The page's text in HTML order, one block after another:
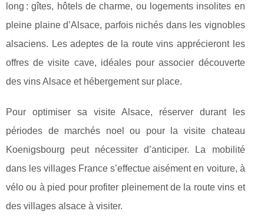
long : gîtes, hôtels de charme, ou logements insolites en
pleine plaine d’Alsace, parfois nichés dans les vignobles
alsaciens. Les adeptes de la route vins apprécieront les
offres de visite cave, idéales pour associer découverte
des vins Alsace et hébergement sur place.
Pour optimiser sa visite Alsace, réserver durant les
périodes de marchés noel ou pour la visite chateau
Koenigsbourg peut nécessiter d’anticiper. La mobilité
dans les villages France s’effectue aisément en voiture, à
vélo ou à pied pour profiter pleinement de la route vins et
des villages alsace à visiter.